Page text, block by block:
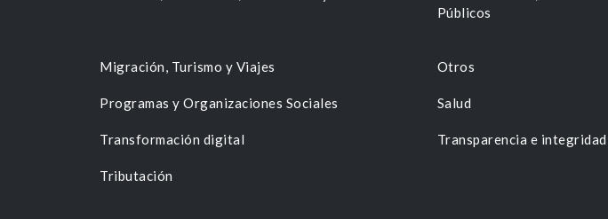
Públicos
Migración, Turismo y Viajes Otros
Programas y Organizaciones Sociales Salud
Transformación digital Transparencia e integridad
Tributación